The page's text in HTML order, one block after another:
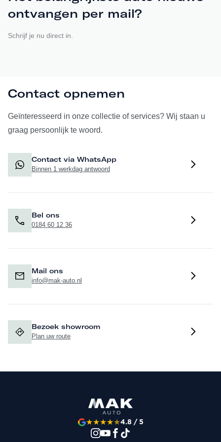
gevoel van ruimte en luxe.
Q0Q0: Nardogrijs (Audi Exclusive)
3FU: Glazen panoramadak
4ZP: Optiekpakket zwart plus
8SC: OLED-achterlichten
58U: 23" Velgen Audi Sport, 10-spaak-trapezoïde, zwart
3S2: Dakreling zwart
4GR: Verwarmbare voorruit van isolerend glas
automatisch dimmend en met geheugenfunctie
1D3: Trekhaak
N0Q: Leder Valcona met S-logo's en stiksels ruitpatroon
7P1: Elektrisch verstelbare lendensteunen vóór
4A4: Stoelverwarming vóór en achter
4D8: Stoelventilatie en massagefunctie vóór
ontvangen per mail?
Schrijf je nu direct in.
Contact opnemen
Geïnteresseerd in onze collectie of services? Wij staan u
graag persoonlijk te woord.
Contact via WhatsApp
Binnen 1 werkdag antwoord
Bel ons
0184 60 12 36
Mail ons
info@mak-auto.nl
Bezoek showroom
Plan uw route
★★★★★4.8 / 5